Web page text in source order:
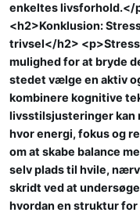
enkeltes livsforhold.</
<h2>Konklusion:
trivsel</h2>
mulighed for at bryde
stedet vælge en aktiv
kombinere kognitive
livsstilsjusteringer kan
hvor energi, fokus og
om at skabe balance
selv plads til hvile,
skridt ved at
hvordan en struktur